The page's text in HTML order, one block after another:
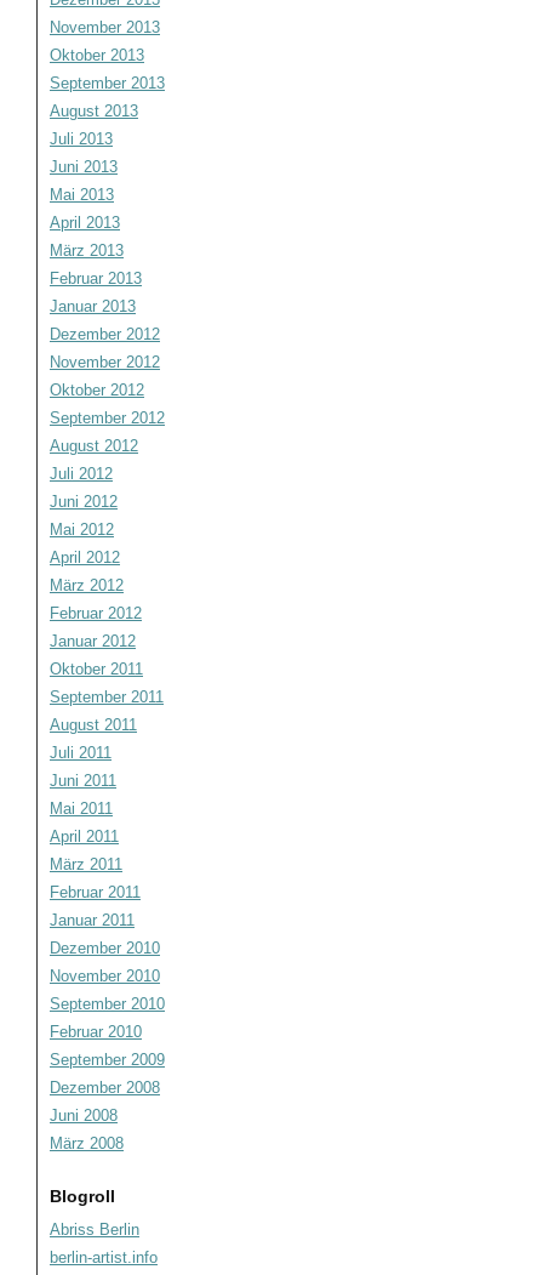
November 2013
Oktober 2013
September 2013
August 2013
Juli 2013
Juni 2013
Mai 2013
April 2013
März 2013
Februar 2013
Januar 2013
Dezember 2012
November 2012
Oktober 2012
September 2012
August 2012
Juli 2012
Juni 2012
Mai 2012
April 2012
März 2012
Februar 2012
Januar 2012
Oktober 2011
September 2011
August 2011
Juli 2011
Juni 2011
Mai 2011
April 2011
März 2011
Februar 2011
Januar 2011
Dezember 2010
November 2010
September 2010
Februar 2010
September 2009
Dezember 2008
Juni 2008
März 2008
Blogroll
Abriss Berlin
berlin-artist.info